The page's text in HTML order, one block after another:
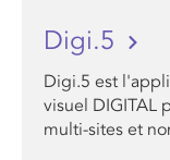
Digi.5
Digi.5 est
visuel DIGITAL
multi-sites et